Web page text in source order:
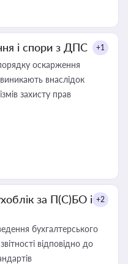
і спори з ДПС +1
оскарження
внаслідок
захисту прав
за П(С)БО і +2
бухгалтерського
відповідно до